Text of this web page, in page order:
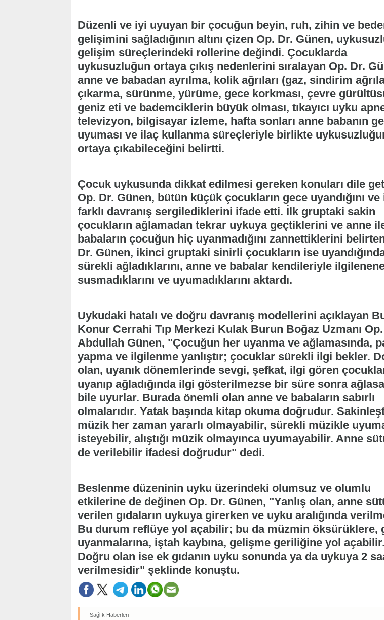
Düzenli ve iyi uyuyan bir çocuğun beyin, ruh, zihin ve
gelişimini sağladığının altını çizen Op. Dr. Günen,
gelişim süreçlerindeki rollerine değindi. Çocuklarda
uykusuzluğun ortaya çıkış nedenlerini sıralayan Op. Dr.
anne ve babadan ayrılma, kolik ağrıları (gaz, sindirim
çıkarma, sürünme, yürüme, gece korkması, çevre
geniz eti ve bademciklerin büyük olması, tıkayıcı uyku
televizyon, bilgisayar izleme, hafta sonları anne babanın
uyuması ve ilaç kullanma süreçleriyle birlikte
ortaya çıkabileceğini belirtti.
Çocuk uykusunda dikkat edilmesi gereken konuları dile
Op. Dr. Günen, bütün küçük çocukların gece uyandığını ve
farklı davranış sergilediklerini ifade etti. İlk gruptaki sakin
çocukların ağlamadan tekrar uykuya geçtiklerini ve anne
babaların çocuğun hiç uyanmadığını zannettiklerini
Dr. Günen, ikinci gruptaki sinirli çocukların ise
sürekli ağladıklarını, anne ve babalar kendileriyle
susmadıklarını ve uyumadıklarını aktardı.
Uykudaki hatalı ve doğru davranış modellerini açıklayan
Konur Cerrahi Tıp Merkezi Kulak Burun Boğaz Uzmanı
Abdullah Günen, "Çocuğun her uyanma ve ağlamasında,
yapma ve ilgilenme yanlıştır; çocuklar sürekli ilgi bekler.
olan, uyanık dönemlerinde sevgi, şefkat, ilgi gören
uyanıp ağladığında ilgi gösterilmezse bir süre sonra
bile uyurlar. Burada önemli olan anne ve babaların sabırlı
olmalarıdır. Yatak başında kitap okuma doğrudur.
müzik her zaman yararlı olmayabilir, sürekli müzikle
isteyebilir, alıştığı müzik olmayınca uyumayabilir. Anne
de verilebilir ifadesi doğrudur" dedi.
Beslenme düzeninin uyku üzerindeki olumsuz ve olumlu
etkilerine de değinen Op. Dr. Günen, "Yanlış olan, anne
verilen gıdaların uykuya girerken ve uyku aralığında
Bu durum reflüye yol açabilir; bu da müzmin öksürüklere,
uyanmalarına, iştah kaybına, gelişme geriliğine yol açabilir.
Doğru olan ise ek gıdanın uyku sonunda ya da uykuya 2
verilmesidir" şeklinde konuştu.
Sağlık Haberleri